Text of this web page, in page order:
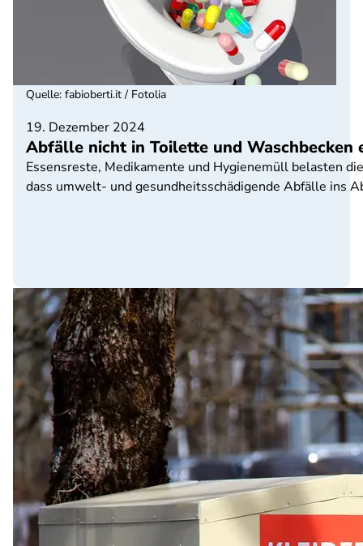
19. Dezember 2024
Abfälle nicht in Toilette und Waschbecken
Essensreste, Medikamente und Hygienemüll belasten
dass umwelt- und gesundheitsschädigende Abfälle ins
Quelle: fabioberti.it / Fotolia